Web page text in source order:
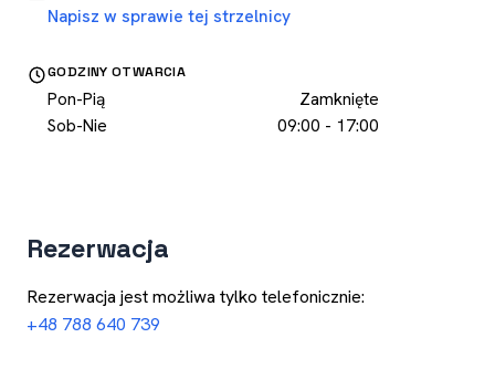
Napisz w sprawie tej strzelnicy
GODZINY OTWARCIA
Pon-Pią
Zamknięte
Sob-Nie
09:00 - 17:00
Rezerwacja
Rezerwacja jest możliwa tylko telefonicznie:
+48 788 640 739